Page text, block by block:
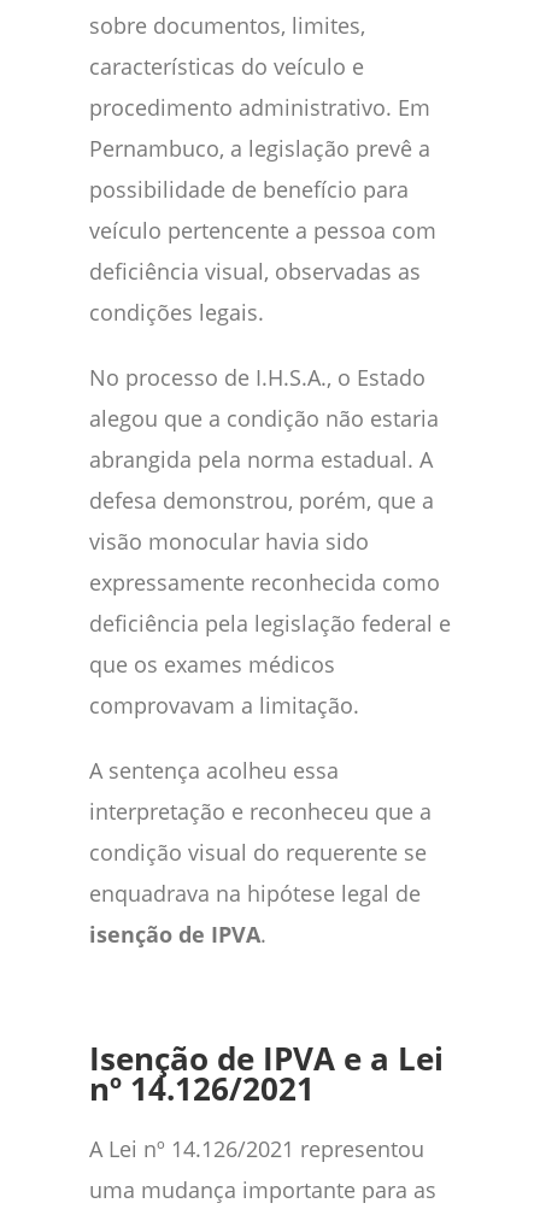
sobre documentos, limites,
características do veículo e
procedimento administrativo. Em
Pernambuco, a legislação prevê a
possibilidade de benefício para
veículo pertencente a pessoa com
deficiência visual, observadas as
condições legais.
No processo de I.H.S.A., o Estado
alegou que a condição não estaria
abrangida pela norma estadual. A
defesa demonstrou, porém, que a
visão monocular havia sido
expressamente reconhecida como
deficiência pela legislação federal e
que os exames médicos
comprovavam a limitação.
A sentença acolheu essa
interpretação e reconheceu que a
condição visual do requerente se
enquadrava na hipótese legal de
isenção de IPVA.
Isenção de IPVA e a Lei
nº 14.126/2021
A Lei nº 14.126/2021 representou
uma mudança importante para as